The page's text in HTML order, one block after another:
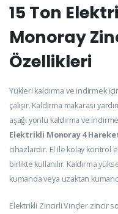
15 Ton
Monoray
Özellikleri
Yükleri kaldırma ve indirmek
çalışır. Kaldırma makarası
aşağı yönlü kaldırma ve
Elektrikli Monoray 4
cihazlardır. El ile kolay kontrol
birlikte kullanılır. Kaldırma
kumanda veya uzaktan
Elektrikli Zincirli Vinçler zincir